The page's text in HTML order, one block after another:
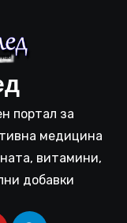
портал за
медицина
витамини,
добавки